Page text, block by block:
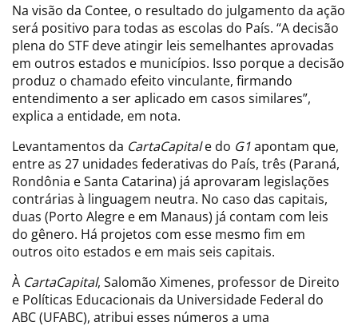
Na visão da Contee, o resultado do julgamento da ação
será positivo para todas as escolas do País. “A decisão
plena do STF deve atingir leis semelhantes aprovadas
em outros estados e municípios. Isso porque a decisão
produz o chamado efeito vinculante, firmando
entendimento a ser aplicado em casos similares”,
explica a entidade, em nota.
Levantamentos da CartaCapitale do G1apontam que,
entre as 27 unidades federativas do País, três (Paraná,
Rondônia e Santa Catarina) já aprovaram legislações
contrárias à linguagem neutra. No caso das capitais,
duas (Porto Alegre e em Manaus) já contam com leis
do gênero. Há projetos com esse mesmo fim em
outros oito estados e em mais seis capitais.
À CartaCapital, Salomão Ximenes, professor de Direito
e Políticas Educacionais da Universidade Federal do
ABC (UFABC), atribui esses números a uma